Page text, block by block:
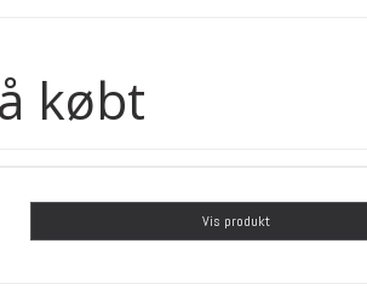
købt
Vis produkt